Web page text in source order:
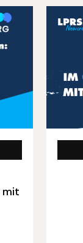
mit